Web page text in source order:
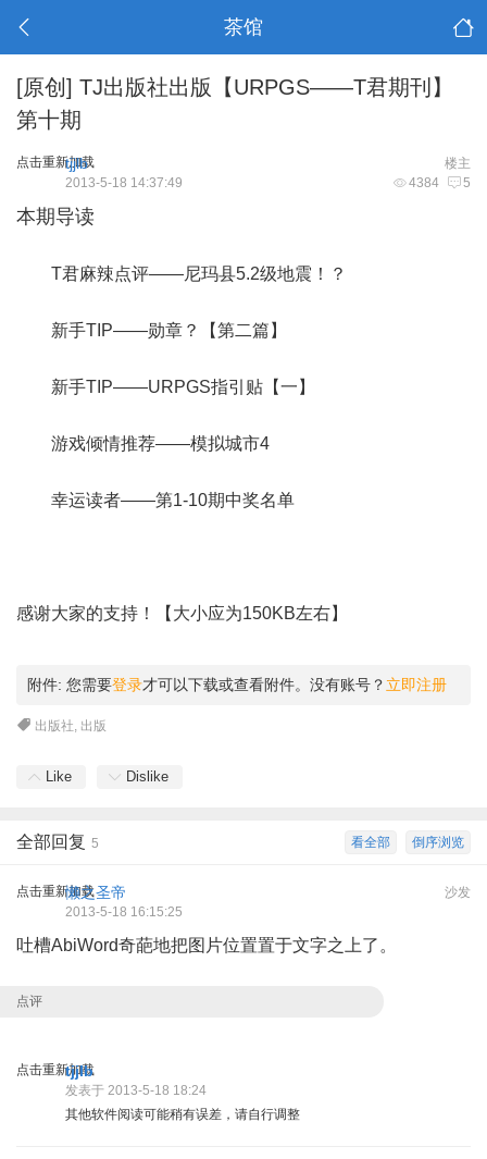
茶馆
[原创] TJ出版社出版【URPGS——T君期刊】
第十期
点击重新加载 楼主
tjjlb
4384 5
2013-5-18 14:37:49
本期导读
T君麻辣点评——尼玛县5.2级地震！？
新手TIP——勋章？【第二篇】
新手TIP——URPGS指引贴【一】
游戏倾情推荐——模拟城市4
幸运读者——第1-10期中奖名单
感谢大家的支持！【大小应为150KB左右】
附件: 您需要登录才可以下载或查看附件。没有账号？ 立即注册
出版社, 出版
Like Dislike
倒序浏览
看全部
全部回复 5
点击重新加载 沙发
懒之圣帝
2013-5-18 16:15:25
吐槽AbiWord奇葩地把图片位置置于文字之上了。
点评
点击重新加载
tjjlb
发表于 2013-5-18 18:24
其他软件阅读可能稍有误差，请自行调整